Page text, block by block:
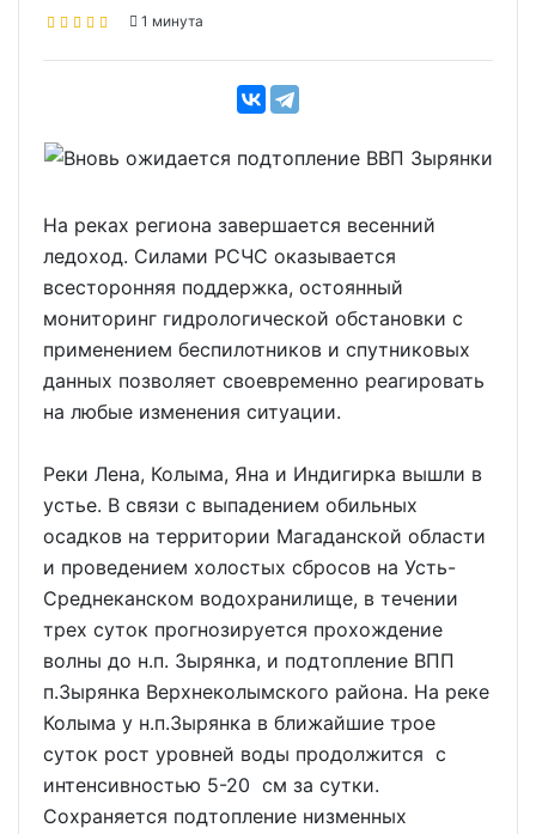
1 минута
На реках региона завершается весенний
ледоход. Силами РСЧС оказывается
всесторонняя поддержка, остоянный
мониторинг гидрологической обстановки с
применением беспилотников и спутниковых
данных позволяет своевременно реагировать
на любые изменения ситуации.
Реки Лена, Колыма, Яна и Индигирка вышли в
устье. В связи с выпадением обильных
осадков на территории Магаданской области
и проведением холостых сбросов на Усть-
Среднеканском водохранилище, в течении
трех суток прогнозируется прохождение
волны до н.п. Зырянка, и подтопление ВПП
п.Зырянка Верхнеколымского района. На реке
Колыма у н.п.Зырянка в ближайшие трое
суток рост уровней воды продолжится с
интенсивностью 5-20 см за сутки.
Сохраняется подтопление низменных